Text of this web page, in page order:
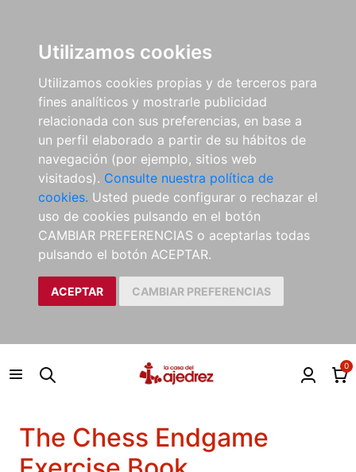
Utilizamos cookies
Utilizamos cookies propias y de terceros para
fines analíticos y mostrarle publicidad
relacionada con sus preferencias, en base a
un perfil elaborado a partir de su hábitos de
navegación (por ejemplo, sitios web
visitados). Consulte nuestra política de
cookies. Usted puede configurar o rechazar el
uso de cookies pulsando en el botón
CAMBIAR PREFERENCIAS o aceptarlas todas
pulsando el botón ACEPTAR.
ACEPTAR CAMBIAR PREFERENCIAS
0
The Chess Endgame